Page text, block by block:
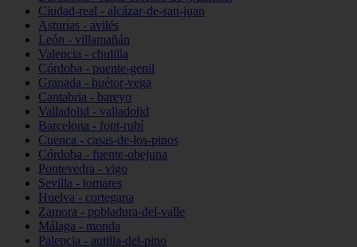
Ciudad-real - alcázar-de-san-juan
Asturias - avilés
León - villamañán
Valencia - chulilla
Córdoba - puente-genil
Granada - huétor-vega
Cantabria - bareyo
Valladolid - valladolid
Barcelona - font-rubí
Cuenca - casas-de-los-pinos
Córdoba - fuente-obejuna
Pontevedra - vigo
Sevilla - tomares
Huelva - cortegana
Zamora - pobladura-del-valle
Málaga - monda
Palencia - autilla-del-pino